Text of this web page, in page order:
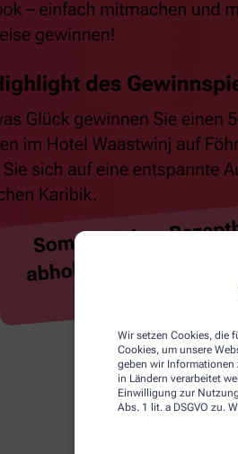
Wir setzen Cookies, die
Cookies, um unsere
geben wir Informationen
in Ländern verarbeitet
Einwilligung zur
Abs. 1 lit. a DSGVO zu.